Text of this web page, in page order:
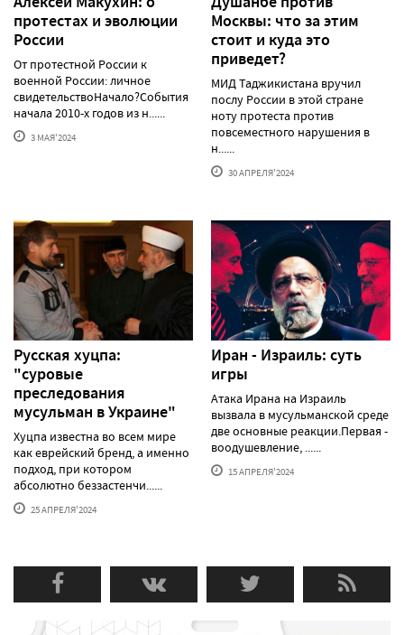
протестаx и эволюции
России
От протестной России к
военной России: личное
свидетельствоНачало?События
начала 2010-х годов из н......
3 МАЯ'2024
Москвы: что за этим
стоит и куда это
приведет?
МИД Таджикистана вручил
послу России в этой стране
ноту протеста против
повсеместного нарушения в
н......
30 АПРЕЛЯ'2024
Русская хуцпа:
"суровые
преследования
мусульман в Украине"
Хуцпа известна во всем мире
как еврейский бренд, а именно
подход, при котором
абсолютно беззастенчи......
25 АПРЕЛЯ'2024
Иран - Израиль: суть
игры
Атака Ирана на Израиль
вызвала в мусульманской среде
две основные реакции.Первая -
воодушевление, ......
15 АПРЕЛЯ'2024